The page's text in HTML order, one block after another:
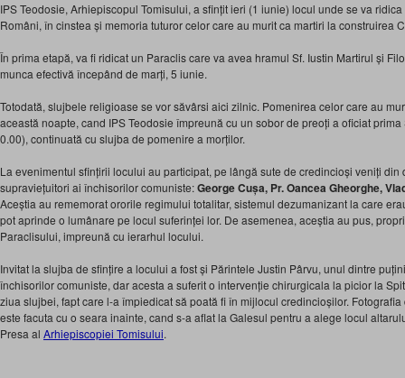
IPS Teodosie, Arhiepiscopul Tomisului, a sfințit ieri (1 iunie) locul unde se va
Români, în cinstea și memoria tuturor celor care au murit ca martiri la construirea
În prima etapă, va fi ridicat un Paraclis care va avea hramul Sf. Iustin Martirul și
munca efectivă începând de marți, 5 iunie.
Totodată, slujbele religioase se vor săvârsi aici zilnic. Pomenirea celor care au
această noapte, cand IPS Teodosie împreună cu un sobor de preoți a oficiat
0.00), continuată cu slujba de pomenire a morților.
La evenimentul sfințirii locului au participat, pe lângă sute de credincioși veniți din
supraviețuitori ai închisorilor comuniste:George Cușa, Pr. Oancea Gheorghe,
Aceștia au rememorat ororile regimului totalitar, sistemul dezumanizant la care
pot aprinde o lumânare pe locul suferinței lor. De asemenea, aceștia au pus,
Paraclisului, impreună cu ierarhul locului.
Invitat la slujba de sfințire a locului a fost și Părintele Justin Pârvu, unul dintre
închisorilor comuniste, dar acesta a suferit o intervenție chirurgicala la picior la
ziua slujbei, fapt care l-a împiedicat să poată fi în mijlocul credincioșilor.
este facuta cu o seara inainte, cand s-a aflat la Galesul pentru a alege locul
Presa al Arhiepiscopiei Tomisului.